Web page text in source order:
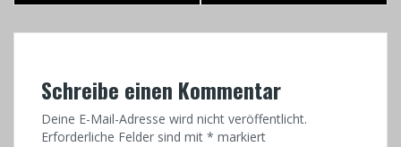
Schreibe einen Kommentar
Deine E-Mail-Adresse wird nicht veröffentlicht.
Erforderliche Felder sind mit * markiert